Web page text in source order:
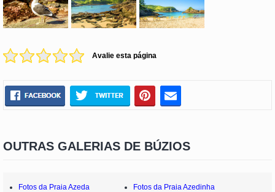
Avalie esta página
OUTRAS GALERIAS DE BÚZIOS
Fotos da Praia Azeda
Fotos da Praia Azedinha